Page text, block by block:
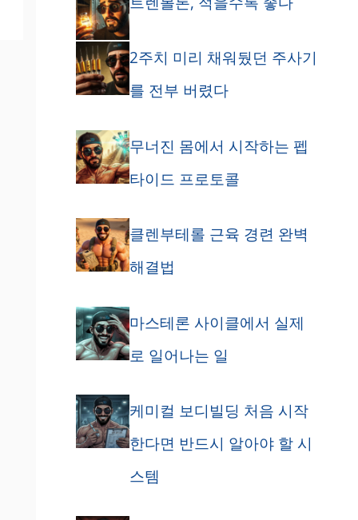
2주치 미리 채워뒀던 주사기
를 전부 버렸다
무너진 몸에서 시작하는 펩
타이드 프로토콜
클렌부테롤 근육 경련 완벽
해결법
마스테론 사이클에서 실제
로 일어나는 일
케미컬 보디빌딩 처음 시작
한다면 반드시 알아야 할 시
스템